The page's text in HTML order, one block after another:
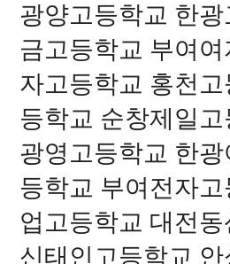
광양고등학교 한
금고등학교 부여
자고등학교 홍천
등학교 순창제일
광영고등학교 한
등학교 부여전자
업고등학교 대전
신태인고등학교